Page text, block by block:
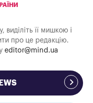
її мишкою і
про це редакцію.
editor@mind.ua